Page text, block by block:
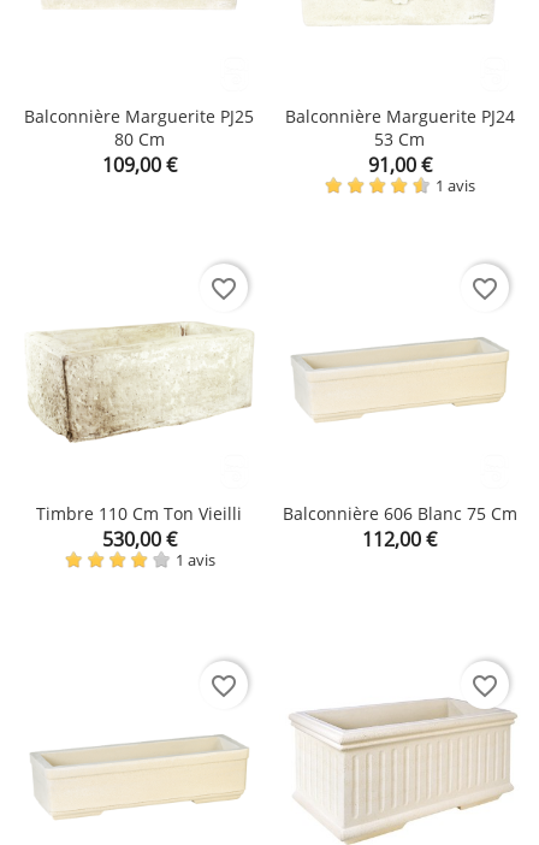
Balconnière Marguerite PJ25
80 Cm
Prix
109,00 €
Balconnière Marguerite PJ24
53 Cm
Prix
91,00 €
1 avis
Timbre 110 Cm Ton Vieilli
Prix
530,00 €
1 avis
favorite_border
Balconnière 606 Blanc 75 Cm
Prix
112,00 €
favorite_border
favorite_border favorite_border